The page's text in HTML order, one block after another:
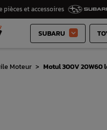
pièces et accessoires
SUBARU 
Moteur Motul 300V 20W60